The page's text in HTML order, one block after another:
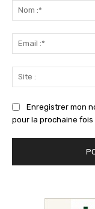
Enregistrer mon
pour la prochaine fois